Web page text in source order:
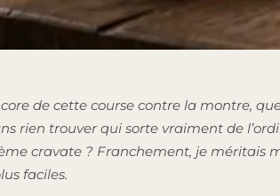
de cette course contre la montre,
rien trouver qui sorte vraiment de
cravate ? Franchement, je méritais
faciles.